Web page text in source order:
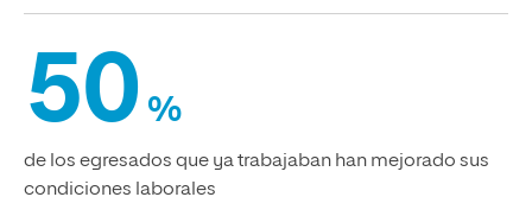
50 %
de los egresados que ya trabajaban han mejorado sus
condiciones laborales